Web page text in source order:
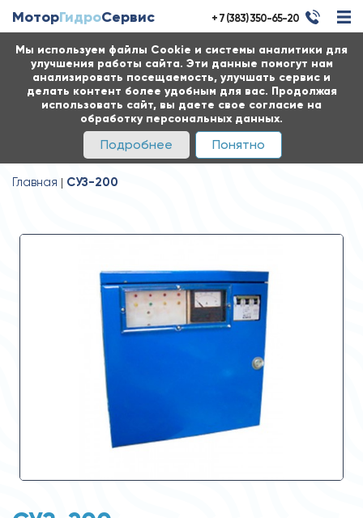
Мы используем файлы Cookie и системы аналитики для
улучшения работы сайта. Эти данные помогут нам
анализировать посещаемость, улучшать сервис и
делать контент более удобным для вас. Продолжая
использовать сайт, вы даете свое согласие на
обработку персональных данных.
Подробнее Понятно
МоторГидроСервис + 7 (383) 350-65-20
Главная СУЗ-200